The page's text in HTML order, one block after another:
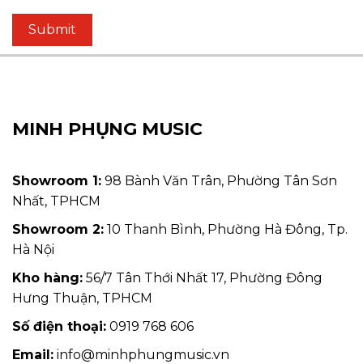
MINH PHỤNG MUSIC
Showroom 1: 98 Bành Văn Trân, Phường Tân Sơn
Nhất, TPHCM
Showroom 2: 10 Thanh Bình, Phường Hà Đông, Tp.
Hà Nội
Kho hàng: 56/7 Tân Thới Nhất 17, Phường Đông
Hưng Thuận, TPHCM
Số điện thoại: 0919 768 606
Email: info@minhphungmusic.vn